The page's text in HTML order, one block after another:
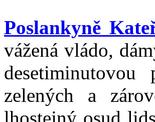
Poslankyně
vážená vládo,
zelených a
lhostejný osud